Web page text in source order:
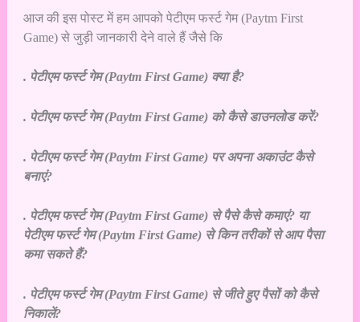
आज की इस पोस्ट में हम आपको पेटीएम फर्स्ट गेम (Paytm First
Game) से जुड़ी जानकारी देने वाले हैं जैसे कि
. पेटीएम फर्स्ट गेम (Paytm First Game) क्या है?
. पेटीएम फर्स्ट गेम (Paytm First Game) को कैसे डाउनलोड करें?
. पेटीएम फर्स्ट गेम (Paytm First Game) पर अपना अकाउंट कैसे
बनाएं?
. पेटीएम फर्स्ट गेम (Paytm First Game) से पैसे कैसे कमाएं? या
पेटीएम फर्स्ट गेम (Paytm First Game) से किन तरीकों से आप पैसा
कमा सकते हैं?
. पेटीएम फर्स्ट गेम (Paytm First Game) से जीते हुए पैसों को कैसे
निकालें?